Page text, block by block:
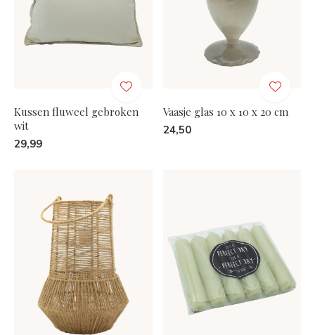
Kussen fluweel gebroken
wit
29,99
Vaasje glas 10 x 10 x 20 cm
24,50